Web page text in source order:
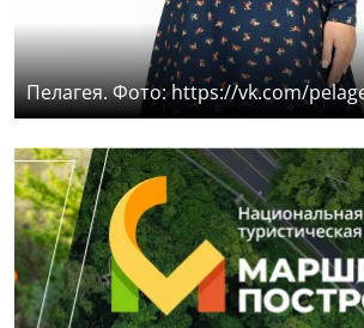
Пелагея. Фото: https://vk.com/